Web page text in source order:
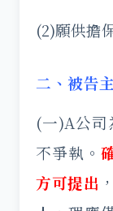
(2)願供擔
二、被告
(一)A公司
不爭執。
方可提出